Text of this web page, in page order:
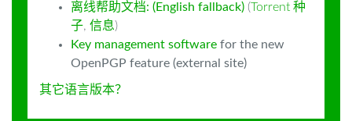
离线帮助文档: (English fallback) (Torrent 种
子, 信息)
Key management software for the new
OpenPGP feature (external site)
其它语言版本？